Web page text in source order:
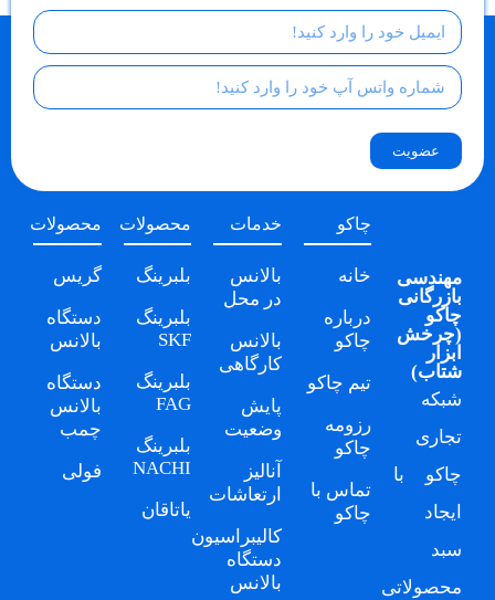
عضویت
مهندسی
بازرگانی
چاکو
(چرخش
ابزار
شتاب)
شبکه
تجاری
چاکو با
ایجاد
سبد
محصولاتی
چاکو
خانه
درباره
چاکو
تیم چاکو
رزومه
چاکو
تماس با
چاکو
خدمات
بالانس
در محل
بالانس
کارگاهی
پایش
وضعیت
آنالیز
ارتعاشات
کالیبراسیون
دستگاه
بالانس
محصولات
بلبرینگ
بلبرینگ
SKF
بلبرینگ
FAG
بلبرینگ
NACHI
یاتاقان
محصولات
گریس
دستگاه
بالانس
دستگاه
بالانس
چمب
فولی